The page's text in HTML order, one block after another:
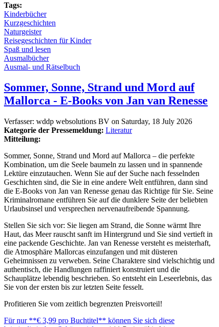
Tags:
Kinderbücher
Kurzgeschichten
Naturgeister
Reisegeschichten für Kinder
Spaß und lesen
Ausmalbücher
Ausmal- und Rätselbuch
Sommer, Sonne, Strand und Mord auf
Mallorca - E-Books von Jan van Renesse
Verfasser: wddp websolutions BV on Saturday, 18 July 2026
Kategorie der Pressemeldung: Literatur
Mitteilung:
Sommer, Sonne, Strand und Mord auf Mallorca – die perfekte
Kombination, um die Seele baumeln zu lassen und in spannende
Lektüre einzutauchen. Wenn Sie auf der Suche nach fesselnden
Geschichten sind, die Sie in eine andere Welt entführen, dann sind
die E-Books von Jan van Renesse genau das Richtige für Sie. Seine
Kriminalromane entführen Sie auf die dunklere Seite der beliebten
Urlaubsinsel und versprechen nervenaufreibende Spannung.
Stellen Sie sich vor: Sie liegen am Strand, die Sonne wärmt Ihre
Haut, das Meer rauscht sanft im Hintergrund und Sie sind vertieft in
eine packende Geschichte. Jan van Renesse versteht es meisterhaft,
die Atmosphäre Mallorcas einzufangen und mit düsteren
Geheimnissen zu verweben. Seine Charaktere sind vielschichtig und
authentisch, die Handlungen raffiniert konstruiert und die
Schauplätze lebendig beschrieben. So entsteht ein Leseerlebnis, das
Sie von der ersten bis zur letzten Seite fesselt.
Profitieren Sie vom zeitlich begrenzten Preisvorteil!
Für nur **€ 3,99 pro Buchtitel** können Sie sich diese